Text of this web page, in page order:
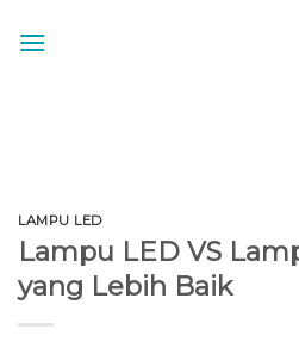
LAMPU LED
Lampu LED VS
yang Lebih Baik